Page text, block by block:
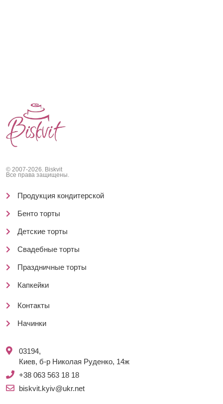
© 2007-2026. Biskvit
Все права защищены.
Продукция кондитерской
Бенто торты
Детские торты
Свадебные торты
Праздничные торты
Капкейки
Контакты
Начинки
03194,
Киев, б-р Николая Руденко, 14ж
+38 063 563 18 18
biskvit.kyiv@ukr.net